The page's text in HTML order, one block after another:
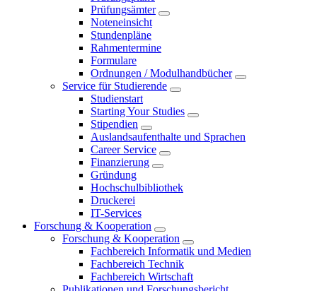
Prüfungsämter
Noteneinsicht
Stundenpläne
Rahmentermine
Formulare
Ordnungen / Modulhandbücher
Service für Studierende
Studienstart
Starting Your Studies
Stipendien
Auslandsaufenthalte und Sprachen
Career Service
Finanzierung
Gründung
Hochschulbibliothek
Druckerei
IT-Services
Forschung & Kooperation
Forschung & Kooperation
Fachbereich Informatik und Medien
Fachbereich Technik
Fachbereich Wirtschaft